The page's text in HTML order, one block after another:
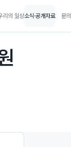
리의 일상소식·공개자료 문의